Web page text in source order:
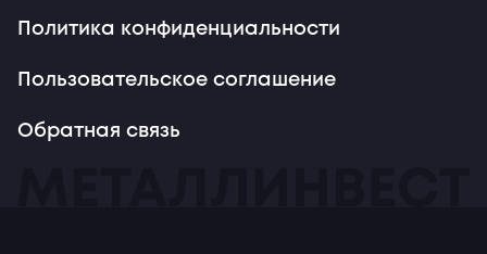
Политика конфиденциальности
Пользовательское соглашение
Обратная связь